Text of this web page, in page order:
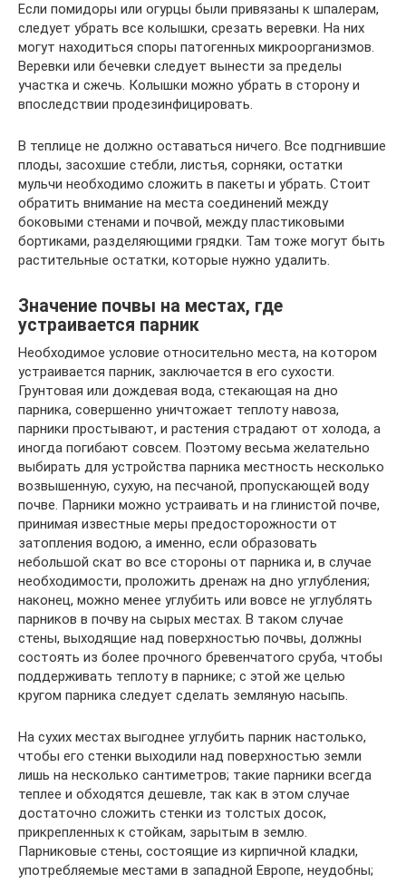
Если помидоры или огурцы были привязаны к шпалерам,
следует убрать все колышки, срезать веревки. На них
могут находиться споры патогенных микроорганизмов.
Веревки или бечевки следует вынести за пределы
участка и сжечь. Колышки можно убрать в сторону и
впоследствии продезинфицировать.
В теплице не должно оставаться ничего. Все подгнившие
плоды, засохшие стебли, листья, сорняки, остатки
мульчи необходимо сложить в пакеты и убрать. Стоит
обратить внимание на места соединений между
боковыми стенами и почвой, между пластиковыми
бортиками, разделяющими грядки. Там тоже могут быть
растительные остатки, которые нужно удалить.
Значение почвы на местах, где
устраивается парник
Необходимое условие относительно места, на котором
устраивается парник, заключается в его сухости.
Грунтовая или дождевая вода, стекающая на дно
парника, совершенно уничтожает теплоту навоза,
парники простывают, и растения страдают от холода, а
иногда погибают совсем. Поэтому весьма желательно
выбирать для устройства парника местность несколько
возвышенную, сухую, на песчаной, пропускающей воду
почве. Парники можно устраивать и на глинистой почве,
принимая известные меры предосторожности от
затопления водою, а именно, если образовать
небольшой скат во все стороны от парника и, в случае
необходимости, проложить дренаж на дно углубления;
наконец, можно менее углубить или вовсе не углублять
парников в почву на сырых местах. В таком случае
стены, выходящие над поверхностью почвы, должны
состоять из более прочного бревенчатого сруба, чтобы
поддерживать теплоту в парнике; с этой же целью
кругом парника следует сделать земляную насыпь.
На сухих местах выгоднее углубить парник настолько,
чтобы его стенки выходили над поверхностью земли
лишь на несколько сантиметров; такие парники всегда
теплее и обходятся дешевле, так как в этом случае
достаточно сложить стенки из толстых досок,
прикрепленных к стойкам, зарытым в землю.
Парниковые стены, состоящие из кирпичной кладки,
употребляемые местами в западной Европе, неудобны;